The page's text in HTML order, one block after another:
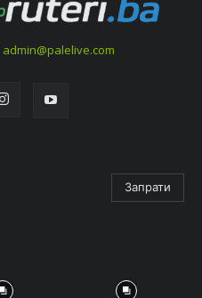
admin@palelive.com
Запрати